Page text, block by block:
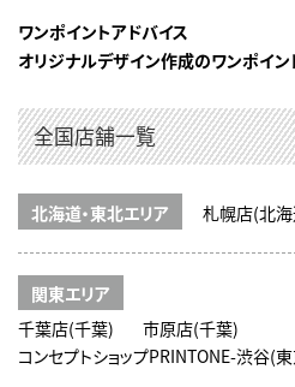
ワンポイントアドバイス
オリジナルデザイン作成のワンポイン
全国店舗一覧
北海道・東北エリア 札幌店(北
関東エリア
千葉店(千葉)
市原店(千葉)
コンセプトショップPRINTONE-渋谷(